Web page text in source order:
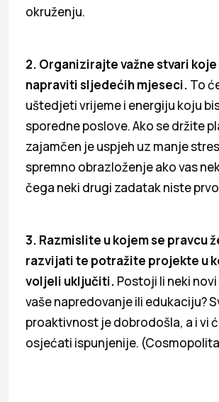
okruženju.
2. Organizirajte važne stvari
napraviti sljedećih mjeseci. To
uštedjeti vrijeme i energiju koju
sporedne poslove. Ako se držite
zajamčen je uspjeh uz manje
spremno obrazloženje ako vas
čega neki drugi zadatak niste
3. Razmislite u kojem se pravcu
razvijati te potražite projekte u
voljeli uključiti. Postoji li neki
vaše napredovanje ili edukaciju?
proaktivnost je dobrodošla, a i vi
osjećati ispunjenije.